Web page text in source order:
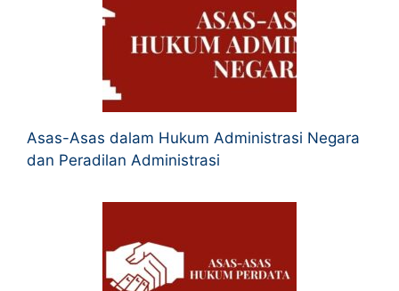
Asas-Asas dalam Hukum Administrasi Negara
dan Peradilan Administrasi